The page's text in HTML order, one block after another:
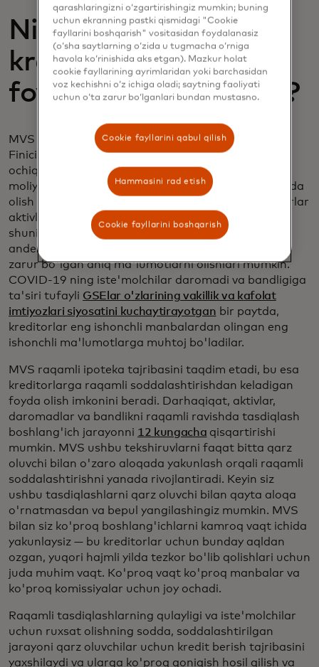
Nima uchun
kreditorlar MVSdan
foydalanishlari kerak?
MVS shunchaki mahsulotdan ko'proq narsa, bu
Finicity bilan hamkorlik bo'lib, kreditorlarga bizning
ochiq bank platformamizdan va bozorda yetakchi,
moliya institutlari bilan xavfsiz aloqalarimizdan foyda
olish imkonini beradi. Ushbu aloqalar orqali kreditorlar
aktivlar, daromadlar va bandlikni tekshirish,
shuningdek, umumiy qaror qabul qilish va
anderrayting jarayonlarini takomillashtirish uchun
zarur bo'lgan aniq ma'lumotlarni olishlari mumkin.
COVID-19 ning iste'molchilar daromadi va bandligiga
ta'siri tufayli GSElar o'zlarining vakillik va kafolat
imtiyozlari siyosatini kuchaytirayotgan bir paytda,
kreditorlar eng ishonchli manbalardan olingan eng
ishonchli ma'lumotlarga muhtoj bo'ladilar.
MVS raqamli ipoteka tajribasini taqdim etadi, bu esa
kreditorlarga raqamli soddalashtirishdan keladigan
foyda olish imkonini beradi. Darhaqiqat, aktivlar,
daromadlar va bandlikni raqamli ravishda tasdiqlash
boshlang'ich jarayonni 12 kungacha qisqartirishi
mumkin. MVS ushbu tekshiruvlarni faqat bitta qarz
oluvchi bilan o'zaro aloqada yakunlash orqali raqamli
soddalashtirishni yanada rivojlantiradi. Keyin siz
ushbu tasdiqlashlarni qarz oluvchi bilan qayta aloqa
o'rnatmasdan va bepul yangilashingiz mumkin. MVS
bilan siz ko'proq boshlang'ichlarni kamroq vaqt ichida
yakunlaysiz — bu kreditorlar uchun bunday aqldan
ozgan, yuqori hajmli yilda tezkor bo'lib qolishlari uchun
juda muhim vaqt. Ko'proq vaqt ko'proq manbalar va
ko'proq komissiyalar uchun joy ochadi.
Raqamli tasdiqlashlarning qulayligi va iste'molchilar
uchun ruxsat olishning sodda, soddalashtirilgan
jarayoni qarz oluvchilar uchun kredit berish tajribasini
yaxshilaydi va ularga ko'proq qoniqish hosil qilish va
qarashlaringizni o‘zgartirishingiz mumkin; buning
uchun ekranning pastki qismidagi "Cookie
fayllarini boshqarish" vositasidan foydalanasiz
(o‘sha saytlarning o‘zida u tugmacha o‘rniga
havola ko‘rinishida aks etgan). Mazkur holat
cookie fayllarining ayrimlaridan yoki barchasidan
voz kechishni o‘z ichiga oladi; saytning faoliyati
uchun o‘ta zarur bo‘lganlari bundan mustasno.
Cookie fayllarini qabul qilish
Hammasini rad etish
Cookie fayllarini boshqarish